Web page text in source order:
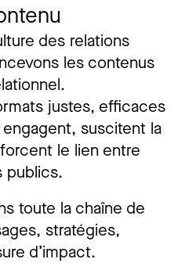
des relations
les contenus
justes, efficaces
suscitent la
le lien entre
publics.
toute la chaîne de
stratégies,
d’impact.